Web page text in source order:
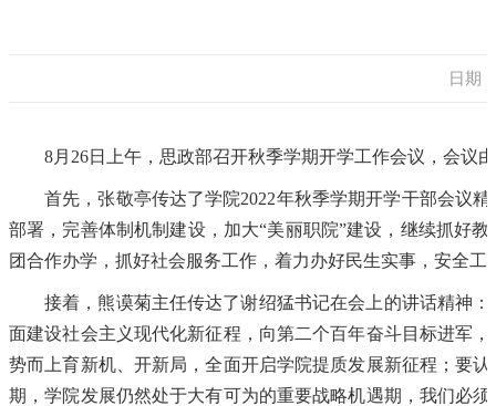
日期
8月26日上午，思政部召开秋季学期开学工作会议，会议
首先，张敬亭传达了学院2022年秋季学期开学干部会议
部署，完善体制机制建设，加大“美丽职院”建设，继续抓好
团合作办学，抓好社会服务工作，着力办好民生实事，安全
接着，熊谟菊主任传达了谢绍猛书记在会上的讲话精神
面建设社会主义现代化新征程，向第二个百年奋斗目标进军
势而上育新机、开新局，全面开启学院提质发展新征程；要
期，学院发展仍然处于大有可为的重要战略机遇期，我们必